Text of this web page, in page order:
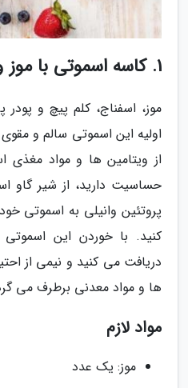
1. کاسه اسموتی با موز و سبزیجات
موز، اسفناج، کلم پیچ و پودر
اولیه این اسموتی سالم و
از ویتامین ها و مواد مغذی
حساسیت دارید، از شیر گاو
پروتئین وانیلی به اسموتی
کنید. با خوردن این
دریافت می کنید و نیمی از
ها و مواد معدنی برطرف می
مواد لازم
موز: یک عدد